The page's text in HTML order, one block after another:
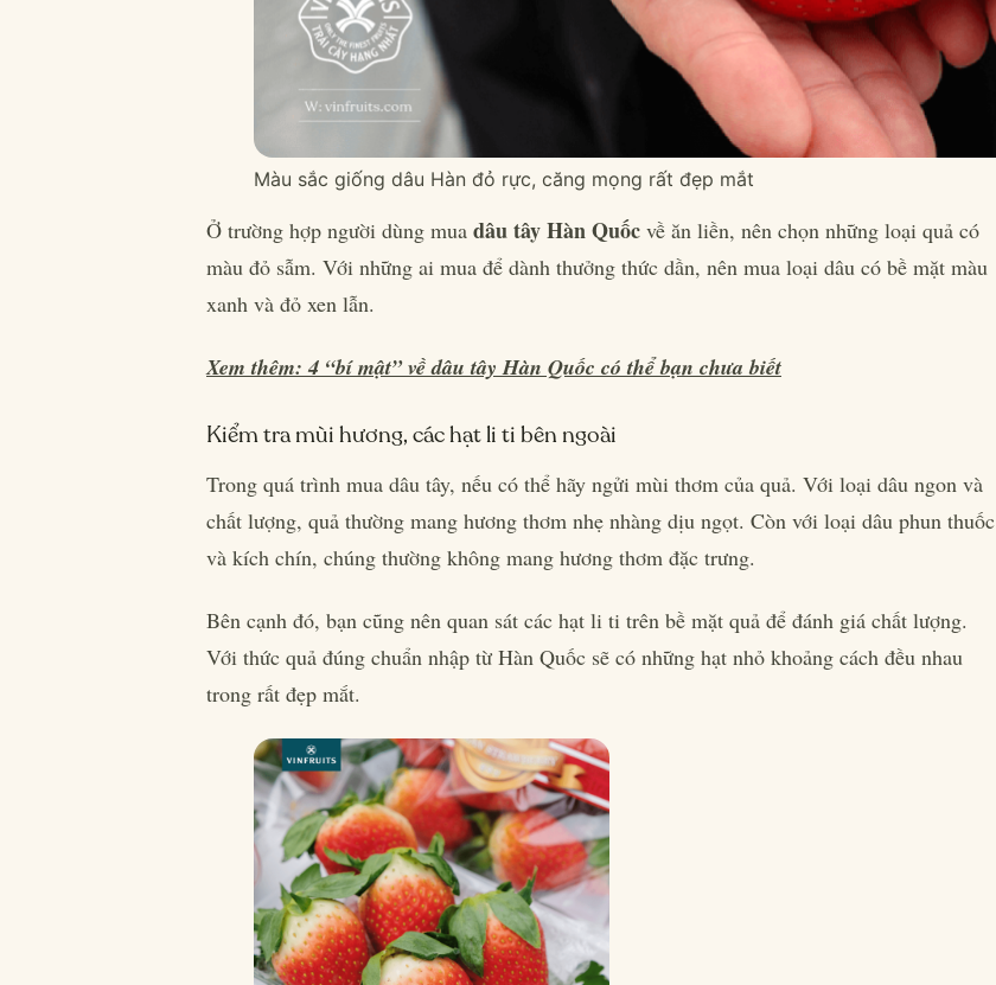
Màu sắc giống dâu Hàn đỏ rực, căng mọng rất đẹp mắt
Ở trường hợp người dùng mua dâu tây Hàn Quốc về ăn liền, nên chọn những loại quả có
màu đỏ sẫm. Với những ai mua để dành thưởng thức dần, nên mua loại dâu có bề mặt màu
xanh và đỏ xen lẫn.
Xem thêm: 4 “bí mật” về dâu tây Hàn Quốc có thể bạn chưa biết
Kiểm tra mùi hương, các hạt li ti bên ngoài
Trong quá trình mua dâu tây, nếu có thể hãy ngửi mùi thơm của quả. Với loại dâu ngon và
chất lượng, quả thường mang hương thơm nhẹ nhàng dịu ngọt. Còn với loại dâu phun thuốc
và kích chín, chúng thường không mang hương thơm đặc trưng.
Bên cạnh đó, bạn cũng nên quan sát các hạt li ti trên bề mặt quả để đánh giá chất lượng.
Với thức quả đúng chuẩn nhập từ Hàn Quốc sẽ có những hạt nhỏ khoảng cách đều nhau
trong rất đẹp mắt.